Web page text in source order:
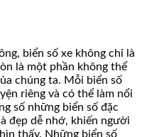
biển số xe không chỉ là
là một phần không thể
chúng ta. Mỗi biển số
riêng và có thể làm nổi
số những biển số đặc
đẹp dễ nhớ, khiến người
thấy. Những biển số